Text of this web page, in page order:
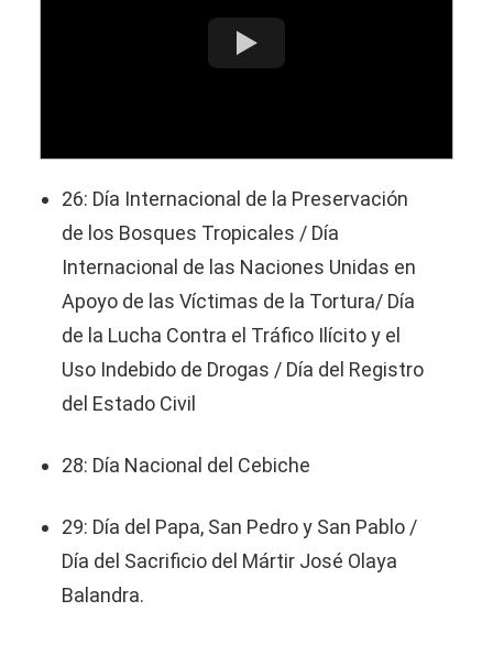
26: Día Internacional de la Preservación
de los Bosques Tropicales / Día
Internacional de las Naciones Unidas en
Apoyo de las Víctimas de la Tortura/ Día
de la Lucha Contra el Tráfico Ilícito y el
Uso Indebido de Drogas / Día del Registro
del Estado Civil
28: Día Nacional del Cebiche
29: Día del Papa, San Pedro y San Pablo /
Día del Sacrificio del Mártir José Olaya
Balandra.